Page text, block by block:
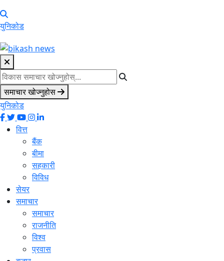
युनिकोड
समाचार खोज्नुहोस
युनिकोड
वित्त
बैंक
बीमा
सहकारी
विविध
सेयर
समाचार
समाचार
राजनीति
विश्व
प्रवास